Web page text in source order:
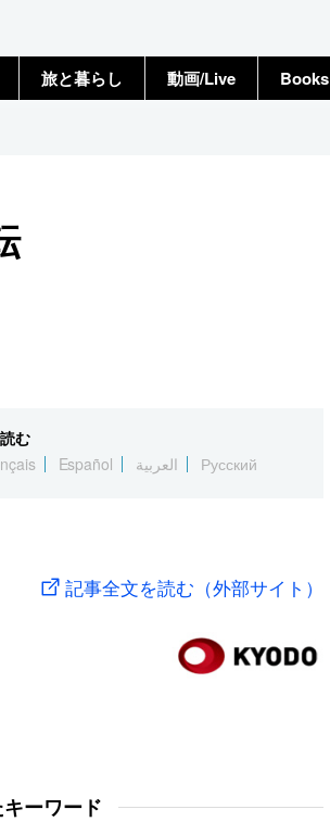
旅と暮らし 動画/Live Books
む
Español العربية Русский
記事全文を読む（外部サイト）
ーワード